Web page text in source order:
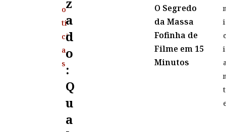
o
ti
ci
a
s
Z
A
D
O
:
Q
U
A
O Segredo
da Massa
Fofinha de
Filme em 15
Minutos
i
i
t